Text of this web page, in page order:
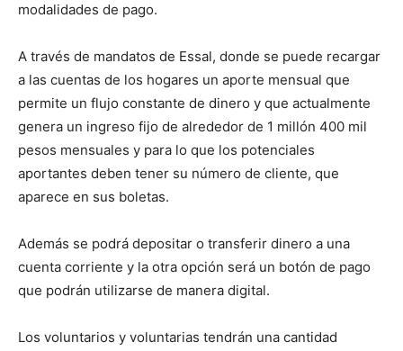
modalidades de pago.
A través de mandatos de Essal, donde se puede recargar
a las cuentas de los hogares un aporte mensual que
permite un flujo constante de dinero y que actualmente
genera un ingreso fijo de alrededor de 1 millón 400 mil
pesos mensuales y para lo que los potenciales
aportantes deben tener su número de cliente, que
aparece en sus boletas.
Además se podrá depositar o transferir dinero a una
cuenta corriente y la otra opción será un botón de pago
que podrán utilizarse de manera digital.
Los voluntarios y voluntarias tendrán una cantidad